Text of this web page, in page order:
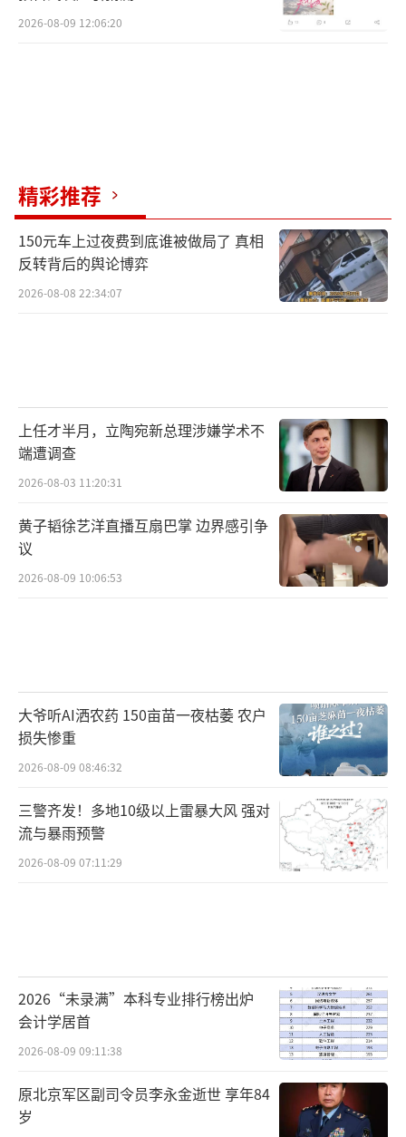
2026-08-09 12:06:20
精彩推荐
150元车上过夜费到底谁被做局了 真相
反转背后的舆论博弈
2026-08-08 22:34:07
上任才半月，立陶宛新总理涉嫌学术不
端遭调查
2026-08-03 11:20:31
黄子韬徐艺洋直播互扇巴掌 边界感引争
议
2026-08-09 10:06:53
大爷听AI洒农药 150亩苗一夜枯萎 农户
损失惨重
2026-08-09 08:46:32
三警齐发！多地10级以上雷暴大风 强对
流与暴雨预警
2026-08-09 07:11:29
2026“未录满”本科专业排行榜出炉
会计学居首
2026-08-09 09:11:38
原北京军区副司令员李永金逝世 享年84
岁